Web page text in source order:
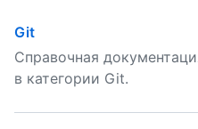
Git
Справочная
в категории Git.